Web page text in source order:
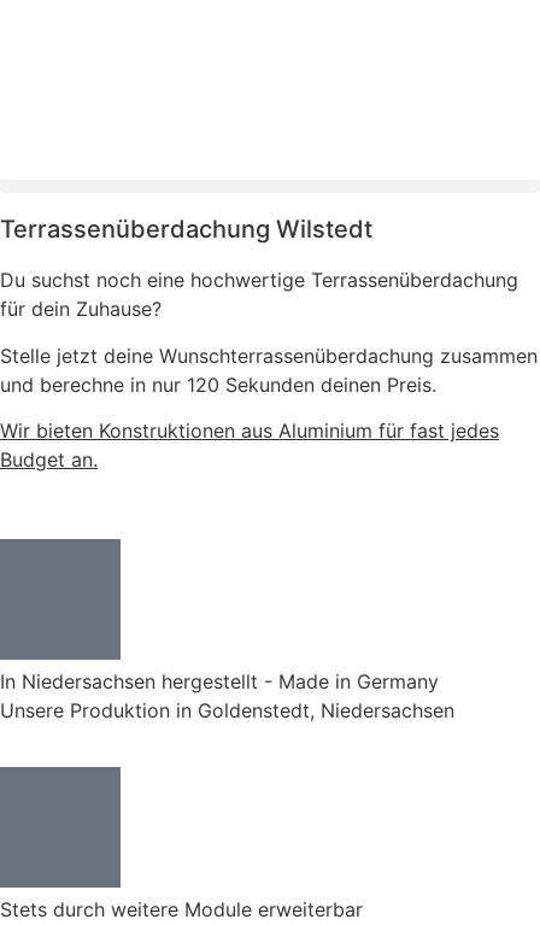
Terrassenüberdachung Wilstedt
Du suchst noch eine hochwertige Terrassenüberdachung
für dein Zuhause?
Stelle jetzt deine Wunschterrassenüberdachung zusammen
und berechne in nur 120 Sekunden deinen Preis.
Wir bieten Konstruktionen aus Aluminium für fast jedes
Budget an.
In Niedersachsen hergestellt - Made in Germany
Unsere Produktion in Goldenstedt, Niedersachsen
Stets durch weitere Module erweiterbar